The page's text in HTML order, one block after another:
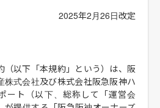
住まいるアドバイス
惑の手みやげ
ゼント
2025年2月26日改定
（以下「本規約」という）は、阪
株式会社及び株式会社阪急阪神ハ
ート（以下、総称して「運営会